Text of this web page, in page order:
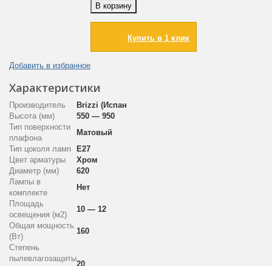
Добавить в избранное
В корзину
Купить в 1 клик
Характеристики
Производитель
Brizzi (Испания)
Высота (мм)
550 — 950
Тип поверхности
плафона
Матовый
Тип цоколя ламп
E27
Цвет арматуры
Хром
Диаметр (мм)
620
Лампы в
комплекте
Нет
Площадь
освещения (м2)
10 — 12
Общая мощность
(Вт)
160
Степень
пылевлагозащиты
20